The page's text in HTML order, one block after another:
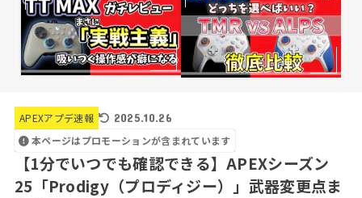
APEXアプデ速報
2025.10.26
本ページはプロモーションが含まれています
【1分でいつでも確認できる】APEXシーズン
25「Prodigy（プロディジー）」武器変更点ま